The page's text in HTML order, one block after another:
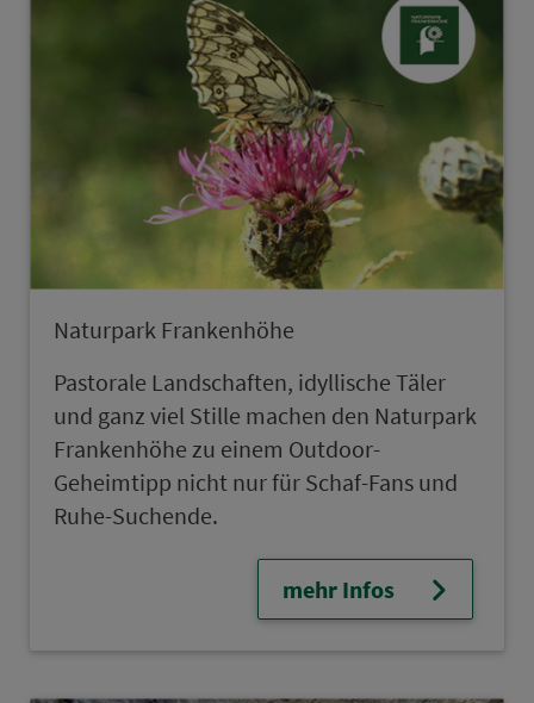
Naturpark Frankenhöhe
Pastorale Landschaften, idyl­lische Täler
und ganz viel Stille machen den Naturpark
Frankenhöhe zu einem Outdoor-
Geheimtipp nicht nur für Schaf-Fans und
Ruhe-Suchende.
mehr Infos